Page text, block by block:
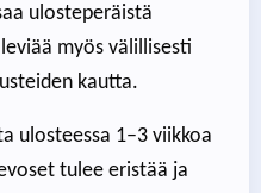
ulosteperäistä
myös välillisesti
kautta.
ulosteessa 1–3 viikkoa
tulee eristää ja